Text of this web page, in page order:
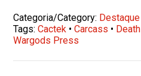
Categoria/Category: Destaque
Tags:Cactek •Carcass • Death
Wargods Press